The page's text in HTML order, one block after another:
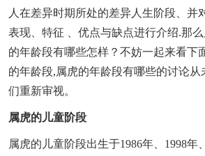
人在差异时期所处的差异人生阶段、并
表现、特征 、优点与缺点进行介绍.那
的年龄段有哪些怎样？不妨一起来看下
的年龄段,属虎的年龄段有哪些的讨论
们重新审视。
属虎的儿童阶段
属虎的儿童阶段出生于1986年、1998年